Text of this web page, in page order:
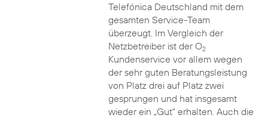
Telefónica Deutschland mit dem
gesamten Service-Team
überzeugt. Im Vergleich der
Netzbetreiber ist der O2
Kundenservice vor allem wegen
der sehr guten Beratungsleistung
von Platz drei auf Platz zwei
gesprungen und hat insgesamt
wieder ein „Gut“ erhalten. Auch die